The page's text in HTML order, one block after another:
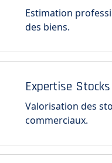
Estimation
des biens.
Expertise Stocks
Valorisation des
commerciaux.